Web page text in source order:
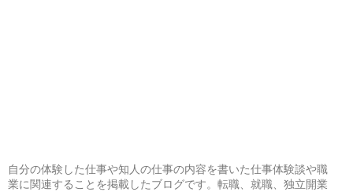
自分の体験した仕事や知人の仕事の内容を書いた仕事体験談や職
業に関連することを掲載したブログです。転職、就職、独立開業